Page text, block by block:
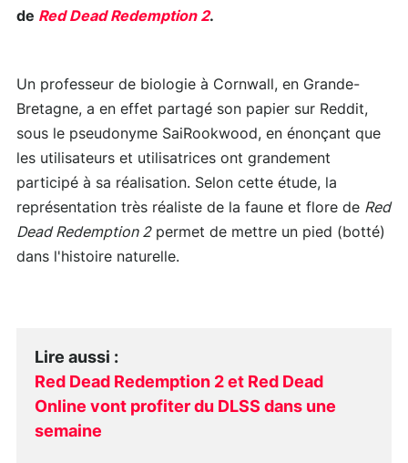
de Red Dead Redemption 2.
Un professeur de biologie à Cornwall, en Grande-
Bretagne, a en effet partagé son papier sur Reddit,
sous le pseudonyme SaiRookwood, en énonçant que
les utilisateurs et utilisatrices ont grandement
participé à sa réalisation. Selon cette étude, la
représentation très réaliste de la faune et flore de Red
Dead Redemption 2permet de mettre un pied (botté)
dans l'histoire naturelle.
Lire aussi :
Red Dead Redemption 2 et Red Dead
Online vont profiter du DLSS dans une
semaine